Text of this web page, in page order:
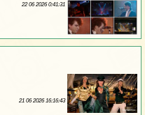
22 06 2026 0:41:31
21 06 2026 16:16:43